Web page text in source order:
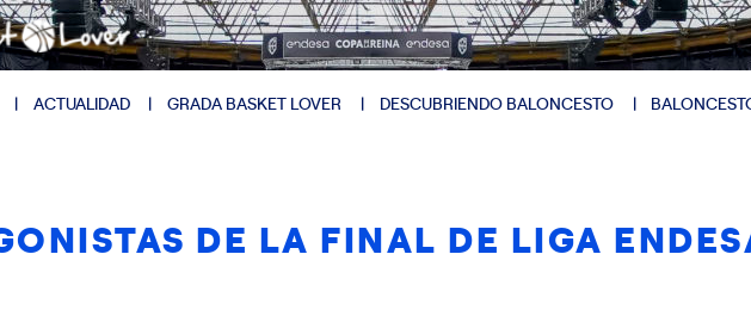
ACTUALIDAD GRADA BASKET LOVER DESCUBRIENDO BALONCESTO
DE LA FINAL DE LIGA